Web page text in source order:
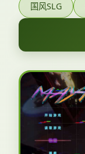
国风SLG